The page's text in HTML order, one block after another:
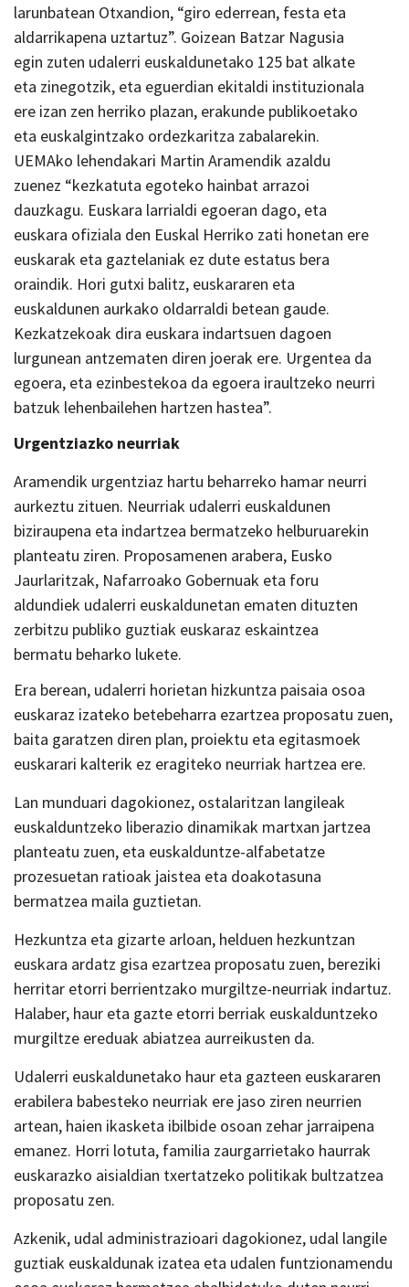
larunbatean Otxandion, “giro ederrean, festa eta
aldarrikapena uztartuz”. Goizean Batzar Nagusia
egin zuten udalerri euskaldunetako 125 bat alkate
eta zinegotzik, eta eguerdian ekitaldi instituzionala
ere izan zen herriko plazan, erakunde publikoetako
eta euskalgintzako ordezkaritza zabalarekin.
UEMAko lehendakari Martin Aramendik azaldu
zuenez “kezkatuta egoteko hainbat arrazoi
dauzkagu. Euskara larrialdi egoeran dago, eta
euskara ofiziala den Euskal Herriko zati honetan ere
euskarak eta gaztelaniak ez dute estatus bera
oraindik. Hori gutxi balitz, euskararen eta
euskaldunen aurkako oldarraldi betean gaude.
Kezkatzekoak dira euskara indartsuen dagoen
lurgunean antzematen diren joerak ere. Urgentea da
egoera, eta ezinbestekoa da egoera iraultzeko neurri
batzuk lehenbailehen hartzen hastea”.
Urgentziazko neurriak
Aramendik urgentziaz hartu beharreko hamar neurri
aurkeztu zituen. Neurriak udalerri euskaldunen
biziraupena eta indartzea bermatzeko helburuarekin
planteatu ziren. Proposamenen arabera, Eusko
Jaurlaritzak, Nafarroako Gobernuak eta foru
aldundiek udalerri euskaldunetan ematen dituzten
zerbitzu publiko guztiak euskaraz eskaintzea
bermatu beharko lukete.
Era berean, udalerri horietan hizkuntza paisaia osoa
euskaraz izateko betebeharra ezartzea proposatu zuen,
baita garatzen diren plan, proiektu eta egitasmoek
euskarari kalterik ez eragiteko neurriak hartzea ere.
Lan munduari dagokionez, ostalaritzan langileak
euskalduntzeko liberazio dinamikak martxan jartzea
planteatu zuen, eta euskalduntze-alfabetatze
prozesuetan ratioak jaistea eta doakotasuna
bermatzea maila guztietan.
Hezkuntza eta gizarte arloan, helduen hezkuntzan
euskara ardatz gisa ezartzea proposatu zuen, bereziki
herritar etorri berrientzako murgiltze-neurriak indartuz.
Halaber, haur eta gazte etorri berriak euskalduntzeko
murgiltze ereduak abiatzea aurreikusten da.
Udalerri euskaldunetako haur eta gazteen euskararen
erabilera babesteko neurriak ere jaso ziren neurrien
artean, haien ikasketa ibilbide osoan zehar jarraipena
emanez. Horri lotuta, familia zaurgarrietako haurrak
euskarazko aisialdian txertatzeko politikak bultzatzea
proposatu zen.
Azkenik, udal administrazioari dagokionez, udal langile
guztiak euskaldunak izatea eta udalen funtzionamendu